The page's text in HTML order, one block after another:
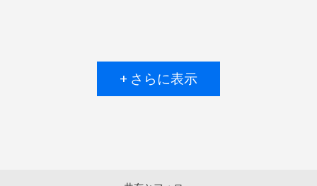
+ さらに表示